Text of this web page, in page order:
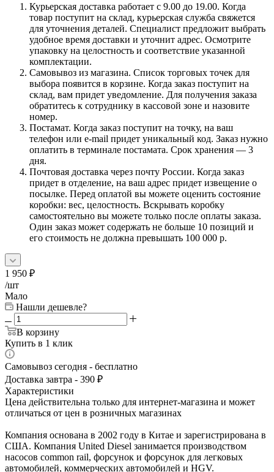
Курьерская доставка работает с 9.00 до 19.00. Когда
товар поступит на склад, курьерская служба свяжется
для уточнения деталей. Специалист предложит выбрать
удобное время доставки и уточнит адрес. Осмотрите
упаковку на целостность и соответствие указанной
комплектации.
Самовывоз из магазина. Список торговых точек для
выбора появится в корзине. Когда заказ поступит на
склад, вам придет уведомление. Для получения заказа
обратитесь к сотруднику в кассовой зоне и назовите
номер.
Постамат. Когда заказ поступит на точку, на ваш
телефон или e-mail придет уникальный код. Заказ нужно
оплатить в терминале постамата. Срок хранения — 3
дня.
Почтовая доставка через почту России. Когда заказ
придет в отделение, на ваш адрес придет извещение о
посылке. Перед оплатой вы можете оценить состояние
коробки: вес, целостность. Вскрывать коробку
самостоятельно вы можете только после оплаты заказа.
Один заказ может содержать не больше 10 позиций и
его стоимость не должна превышать 100 000 р.
1 950 ₽
/шт
Мало
Нашли дешевле?
В корзину
Купить в 1 клик
Самовывоз сегодня - бесплатно
Доставка завтра - 390 ₽
Характеристики
Цена действительна только для интернет-магазина и может
отличаться от цен в розничных магазинах
Компания основана в 2002 году в Китае и зарегистрирована в
США. Компания United Diesel занимается производством
насосов common rail, форсунок и форсунок для легковых
автомобилей, коммерческих автомобилей и HGV.